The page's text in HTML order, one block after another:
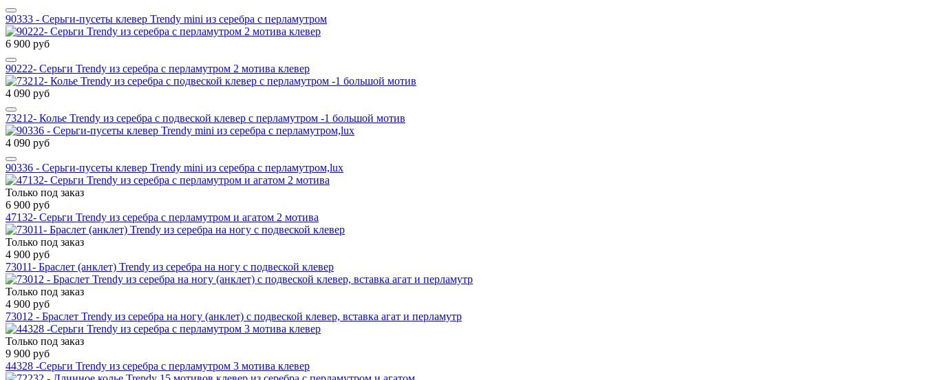
90333 - Серьги-пусеты клевер Trendy mini из серебра с перламутром
6 900 руб
90222- Серьги Trendy из серебра с перламутром 2 мотива клевер
4 090 руб
73212- Колье Trendy из серебра с подвеской клевер с перламутром -1 большой мотив
4 090 руб
90336 - Серьги-пусеты клевер Trendy mini из серебра с перламутром,lux
Только под заказ
6 900 руб
47132- Серьги Trendy из серебра с перламутром и агатом 2 мотива
Только под заказ
4 900 руб
73011- Браслет (анклет) Trendy из серебра на ногу с подвеской клевер
Только под заказ
4 900 руб
73012 - Браслет Trendy из серебра на ногу (анклет) с подвеской клевер, вставка агат и перламутр
Только под заказ
9 900 руб
44328 -Серьги Trendy из серебра с перламутром 3 мотива клевер